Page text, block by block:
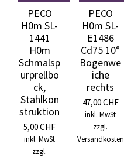
PECO
H0m SL-
1441
H0m
Schmalsp
urprellbo
ck,
Stahlkon
struktion
5,00 CHF
inkl. MwSt
zzgl.
PECO
H0m SL-
E1486
Cd75 10°
Bogenwe
iche
rechts
47,00 CHF
inkl. MwSt
zzgl.
Versandkosten